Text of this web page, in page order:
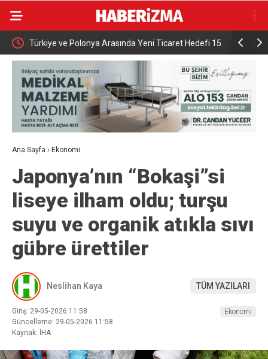
hak Türkiye ve Polonya Arasında Yeni Ticaret Hedefi 15
Milyar Dolar Pazarda
Ana Sayfa › Ekonomi
Japonya’nın “Bokaşi”si
liseye ilham oldu; turşu
suyu ve organik atıkla sıvı
gübre ürettiler
Neslihan Kaya TÜM YAZILARI
Giriş: 29-05-2026 11:58
Güncelleme: 29-05-2026 11:58
Kaynak: İHA
Ekonomi